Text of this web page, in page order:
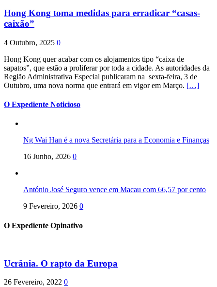
Hong Kong toma medidas para erradicar “casas-
caixão”
4 Outubro, 2025 0
Hong Kong quer acabar com os alojamentos tipo “caixa de
sapatos”, que estão a proliferar por toda a cidade. As autoridades da
Região Administrativa Especial publicaram na sexta-feira, 3 de
Outubro, uma nova norma que entrará em vigor em Março. […]
O Expediente Noticioso
Ng Wai Han é a nova Secretária para a Economia e Finanças
16 Junho, 2026 0
António José Seguro vence em Macau com 66,57 por cento
9 Fevereiro, 2026 0
O Expediente Opinativo
Ucrânia. O rapto da Europa
26 Fevereiro, 2022 0